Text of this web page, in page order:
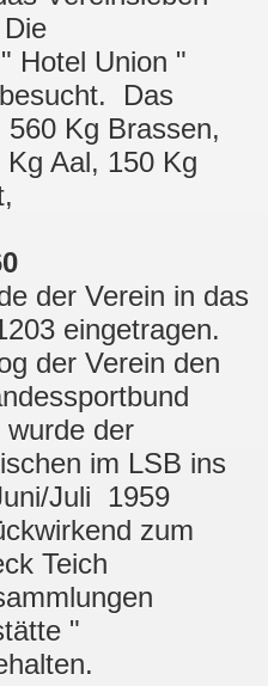
Hotel Union "
Das
Kg Brassen,
Aal, 150 Kg
der Verein in das
eingetragen.
der Verein den
wurde der
im LSB ins
Juli 1959
zum
Teich
"